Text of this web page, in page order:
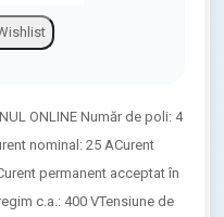
ONLINE Număr de poli: 4
nominal: 25 ACurent
permanent acceptat în
c.a.: 400 VTensiune de